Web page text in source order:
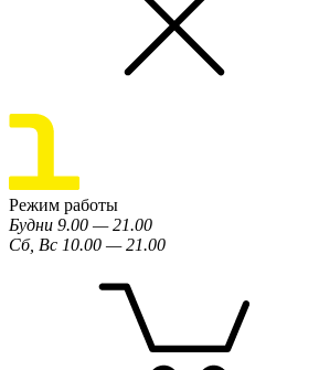
Режим работы
Будни 9.00 — 21.00
Сб, Вс 10.00 — 21.00